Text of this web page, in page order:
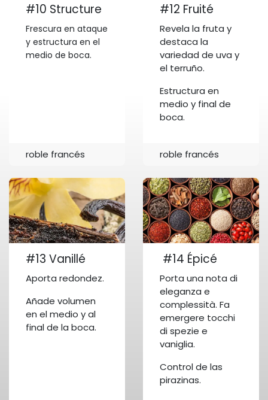
#10 Structure
Frescura en ataque
y estructura en el
medio de boca.
roble francés
#12 Fruité
Revela la fruta y
destaca la
variedad de uva y
el terruño.
Estructura en
medio y final de
boca.
roble francés
#13 Vanillé
Aporta redondez.
Añade volumen
en el medio y al
final de la boca.
#14 Épicé
Porta una nota di
eleganza e
complessità. Fa
emergere tocchi
di spezie e
vaniglia.
Control de las
pirazinas.